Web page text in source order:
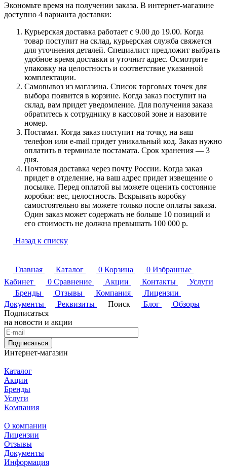
Экономьте время на получении заказа. В интернет-магазине
доступно 4 варианта доставки:
Курьерская доставка работает с 9.00 до 19.00. Когда
товар поступит на склад, курьерская служба свяжется
для уточнения деталей. Специалист предложит выбрать
удобное время доставки и уточнит адрес. Осмотрите
упаковку на целостность и соответствие указанной
комплектации.
Самовывоз из магазина. Список торговых точек для
выбора появится в корзине. Когда заказ поступит на
склад, вам придет уведомление. Для получения заказа
обратитесь к сотруднику в кассовой зоне и назовите
номер.
Постамат. Когда заказ поступит на точку, на ваш
телефон или e-mail придет уникальный код. Заказ нужно
оплатить в терминале постамата. Срок хранения — 3
дня.
Почтовая доставка через почту России. Когда заказ
придет в отделение, на ваш адрес придет извещение о
посылке. Перед оплатой вы можете оценить состояние
коробки: вес, целостность. Вскрывать коробку
самостоятельно вы можете только после оплаты заказа.
Один заказ может содержать не больше 10 позиций и
его стоимость не должна превышать 100 000 р.
Назад к списку
Главная Каталог 0 Корзина 0 Избранные
Кабинет
0 Сравнение Акции Контакты
Услуги
Бренды
Отзывы Компания
Лицензии
Документы
Реквизиты Поиск Блог
Обзоры
Подписаться
на новости и акции
Подписаться
Интернет-магазин
Каталог
Акции
Бренды
Услуги
Компания
О компании
Лицензии
Отзывы
Документы
Информация